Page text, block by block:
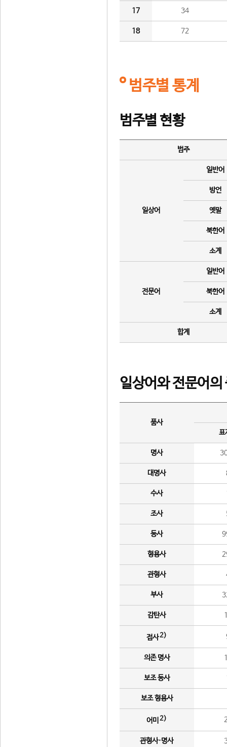
17 34
18 72
범주별 통계
범주별 현황
범주
일상어
일반어
방언
옛말
북한어
소계
전문어
일반어
북한어
소계
합계
일상어와 전문어의
품사
표
명사
대명사
수사
조사
동사
형용사
관형사
부사
감탄사
접사2)
의존 명사
보조 동사
보조 형용사
어미 2)
관형사·명사